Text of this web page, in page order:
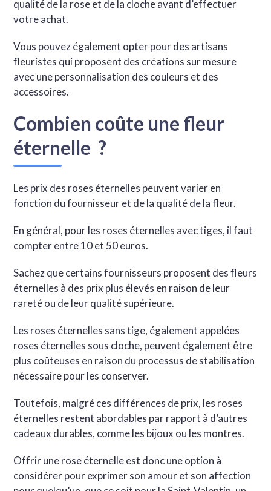
qualité de la rose et de la cloche avant d’effectuer
votre achat.
Vous pouvez également opter pour des artisans
fleuristes qui proposent des créations sur mesure
avec une personnalisation des couleurs et des
accessoires.
Combien coûte une fleur
éternelle ?
Les prix des roses éternelles peuvent varier en
fonction du fournisseur et de la qualité de la fleur.
En général, pour les roses éternelles avec tiges, il faut
compter entre 10 et 50 euros.
Sachez que certains fournisseurs proposent des fleurs
éternelles à des prix plus élevés en raison de leur
rareté ou de leur qualité supérieure.
Les roses éternelles sans tige, également appelées
roses éternelles sous cloche, peuvent également être
plus coûteuses en raison du processus de stabilisation
nécessaire pour les conserver.
Toutefois, malgré ces différences de prix, les roses
éternelles restent abordables par rapport à d’autres
cadeaux durables, comme les bijoux ou les montres.
Offrir une rose éternelle est donc une option à
considérer pour exprimer son amour et son affection